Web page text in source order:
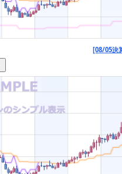
[08/05決